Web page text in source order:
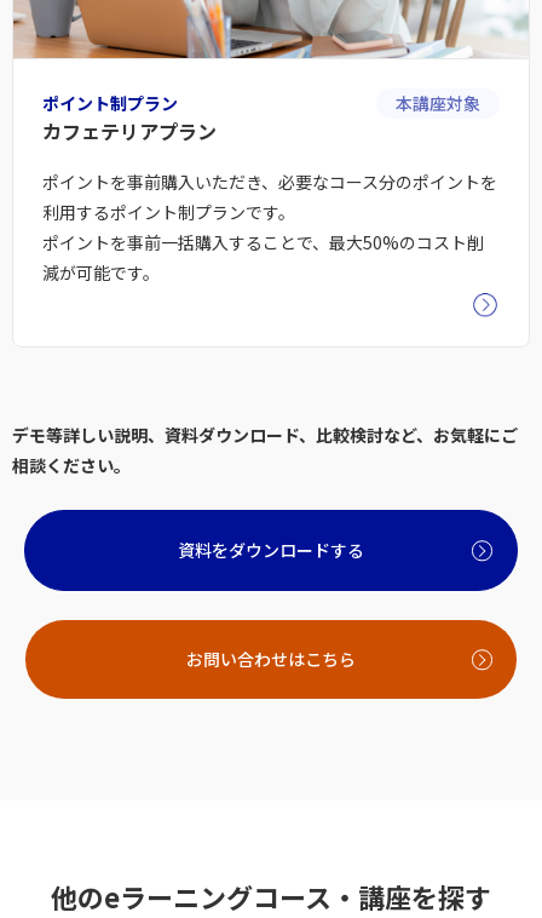
ポイント制プラン
カフェテリアプラン
本講座対象
ポイントを事前購入いただき、必要なコース分のポイントを
利用するポイント制プランです。
ポイントを事前一括購入することで、最大50%のコスト削
減が可能です。
デモ等詳しい説明、資料ダウンロード、比較検討など、お気軽にご
相談ください。
資料をダウンロードする
お問い合わせはこちら
他のeラーニングコース・講座を探す